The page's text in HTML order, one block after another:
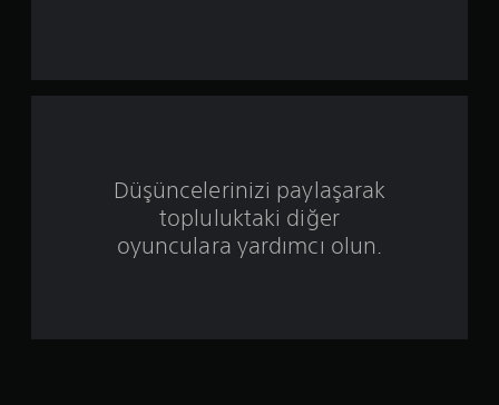
ı
i
Düşüncelerinizi paylaşarak
topluluktaki diğer
oyunculara yardımcı olun.